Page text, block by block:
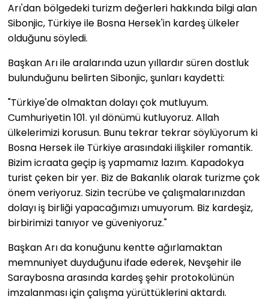
Arı'dan bölgedeki turizm değerleri hakkında bilgi alan
Sibonjic, Türkiye ile Bosna Hersek'in kardeş ülkeler
olduğunu söyledi.
Başkan Arı ile aralarında uzun yıllardır süren dostluk
bulunduğunu belirten Sibonjic, şunları kaydetti:
"Türkiye'de olmaktan dolayı çok mutluyum.
Cumhuriyetin 101. yıl dönümü kutluyoruz. Allah
ülkelerimizi korusun. Bunu tekrar tekrar söylüyorum ki
Bosna Hersek ile Türkiye arasındaki ilişkiler romantik.
Bizim icraata geçip iş yapmamız lazım. Kapadokya
turist çeken bir yer. Biz de Bakanlık olarak turizme çok
önem veriyoruz. Sizin tecrübe ve çalışmalarınızdan
dolayı iş birliği yapacağımızı umuyorum. Biz kardeşiz,
birbirimizi tanıyor ve güveniyoruz."
Başkan Arı da konuğunu kentte ağırlamaktan
memnuniyet duyduğunu ifade ederek, Nevşehir ile
Saraybosna arasında kardeş şehir protokolünün
imzalanması için çalışma yürüttüklerini aktardı.